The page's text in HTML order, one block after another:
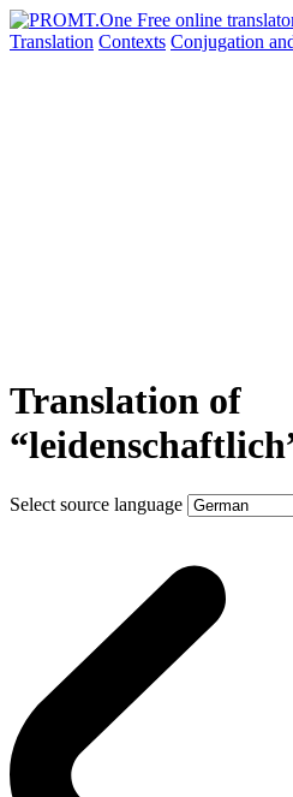
Translation Contexts Conjugation
Translation of
Select source language